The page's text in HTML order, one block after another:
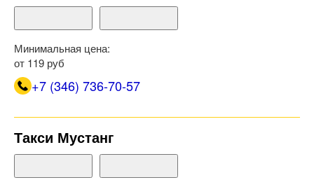
Минимальная цена:
от 119 руб
+7 (346) 736-70-57
Такси Мустанг